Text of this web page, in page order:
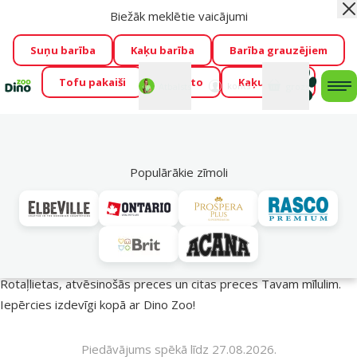
Visu mēnesi Dino Zoo piedāvā lieliskas cenas mīluļu TOP
barībām! 🍖→Skatīt piedāvājumu!
Fotokonkurss “GADA ŪSAIŅI”!
Varbūt tieši Tavs mīlulis
būs 2027. gada zvaigzne
→Piedalīties
Mans
konts
Biežāk meklētie vaicājumi
Suņu barība Kaķu barība Barība grauzējiem
Tofu pakaiši Foresto Kaķu mājas
Populārākie zīmoli
Vasara turpinās – atlaides katrai gaumei!
Rotaļlietas, atvēsinošās preces un citas preces Tavam mīlulim.
Iepērcies izdevīgi kopā ar Dino Zoo!
Piedāvājums spēkā līdz 27.08.2026.